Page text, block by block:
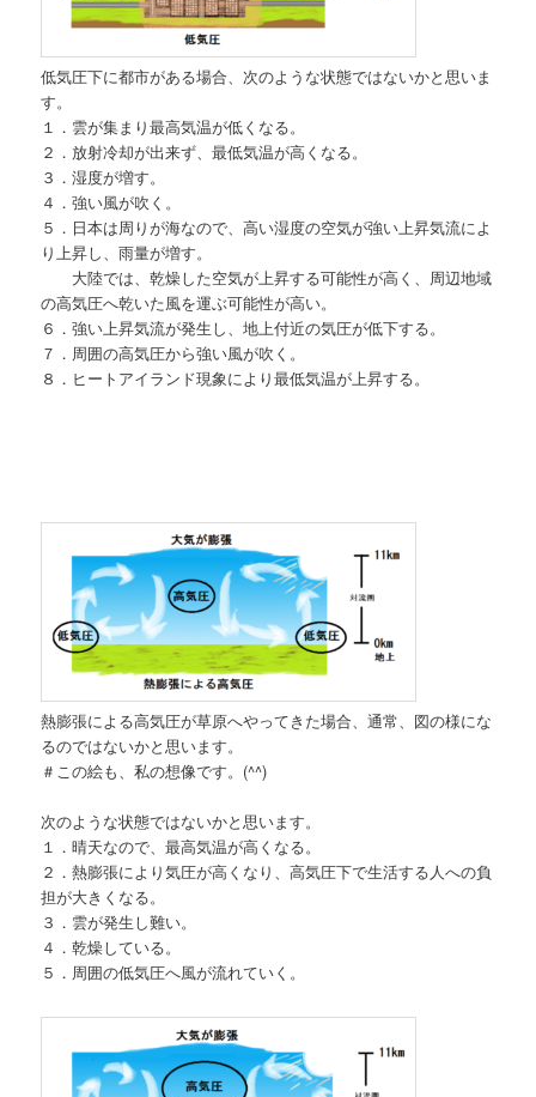
低気圧下に都市がある場合、次のような状態ではないかと思いま
す。
１．雲が集まり最高気温が低くなる。
２．放射冷却が出来ず、最低気温が高くなる。
３．湿度が増す。
４．強い風が吹く。
５．日本は周りが海なので、高い湿度の空気が強い上昇気流によ
り上昇し、雨量が増す。
大陸では、乾燥した空気が上昇する可能性が高く、周辺地域
の高気圧へ乾いた風を運ぶ可能性が高い。
６．強い上昇気流が発生し、地上付近の気圧が低下する。
７．周囲の高気圧から強い風が吹く。
８．ヒートアイランド現象により最低気温が上昇する。
熱膨張による高気圧が草原へやってきた場合、通常、図の様にな
るのではないかと思います。
＃この絵も、私の想像です。(^^)
次のような状態ではないかと思います。
１．晴天なので、最高気温が高くなる。
２．熱膨張により気圧が高くなり、高気圧下で生活する人への負
担が大きくなる。
３．雲が発生し難い。
４．乾燥している。
５．周囲の低気圧へ風が流れていく。